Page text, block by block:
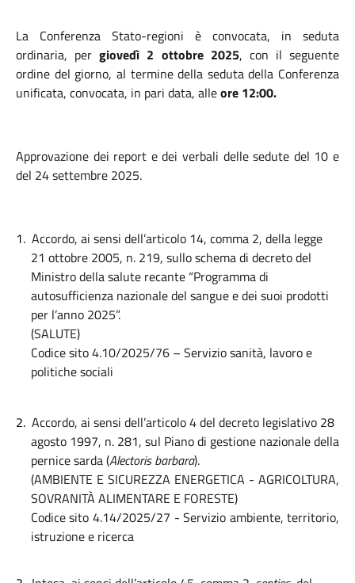
La Conferenza Stato-regioni è convocata, in seduta
ordinaria, pergiovedì 2 ottobre 2025, con il seguente
ordine del giorno, al termine della seduta della Conferenza
unificata, convocata, in pari data, alleore 12:00.
Approvazione dei report e dei verbali delle sedute del 10 e
del 24 settembre 2025.
1. Accordo, ai sensi dell’articolo 14, comma 2, della legge
21 ottobre 2005, n. 219, sullo schema di decreto del
Ministro della salute recante “Programma di
autosufficienza nazionale del sangue e dei suoi prodotti
per l’anno 2025”.
(SALUTE)
Codice sito 4.10/2025/76 – Servizio sanità, lavoro e
politiche sociali
2. Accordo, ai sensi dell’articolo 4 del decreto legislativo 28
agosto 1997, n. 281, sul Piano di gestione nazionale della
pernice sarda (Alectoris barbara).
(AMBIENTE E SICUREZZA ENERGETICA - AGRICOLTURA,
SOVRANITÀ ALIMENTARE E FORESTE)
Codice sito 4.14/2025/27 - Servizio ambiente, territorio,
istruzione e ricerca